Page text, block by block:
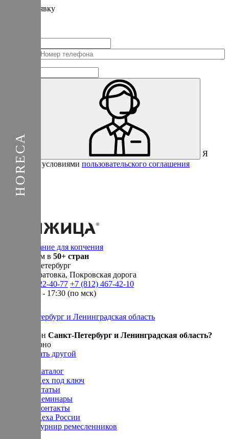
заявку
Соединенные
Отправить
Я
согласен с условиями пользовательского соглашения
Санкт-Петербург и Ленинградская область
Ваш регион Санкт-Петербург и Ленинградская область?
Да, все верно
Нет, выбрать другой
Оборудование для копчения
Доставляем в 50+ стран
Санкт-Петербург
п. Новосаратовка, Покровская дорога
+7 (905) 222-40-77 +7 (812) 467-42-10
пн-пт 9:00 - 17:30 (по мск)
Каталог
Цех под ключ
Статьи
Семинары
Контакты
Цеха России
Турнир ремесленников